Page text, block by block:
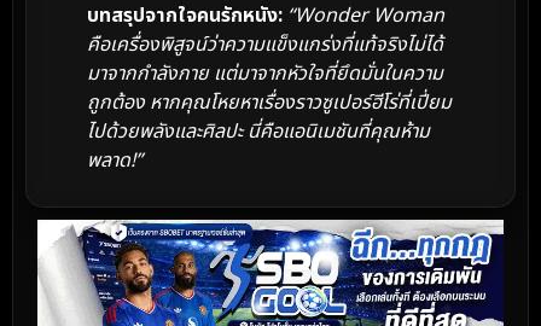
บทสรุปจากใจคนรักหนัง: “Wonder Woman
คือเครื่องพิสูจน์ว่าความแข็งแกร่งที่แท้จริงไม่ได้
มาจากกำลังกาย แต่มาจากหัวใจที่ยึดมั่นในความ
ถูกต้อง หากคุณโหยหาเรื่องราวซูเปอร์ฮีโร่ที่เปี่ยม
ไปด้วยพลังและศิลปะ นี่คือแอนิเมชันที่คุณห้าม
พลาด!”